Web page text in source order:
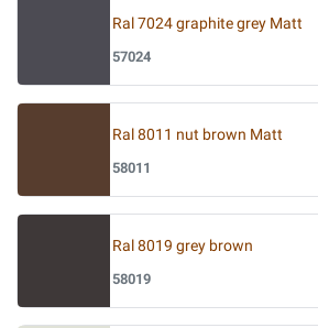
Ral 7024 graphite grey Matt
57024
Ral 8011 nut brown Matt
58011
Ral 8019 grey brown
58019